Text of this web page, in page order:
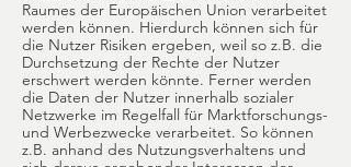
Raumes der Europäischen Union verarbeitet
werden können. Hierdurch können sich für
die Nutzer Risiken ergeben, weil so z.B. die
Durchsetzung der Rechte der Nutzer
erschwert werden könnte. Ferner werden
die Daten der Nutzer innerhalb sozialer
Netzwerke im Regelfall für Marktforschungs-
und Werbezwecke verarbeitet. So können
z.B. anhand des Nutzungsverhaltens und